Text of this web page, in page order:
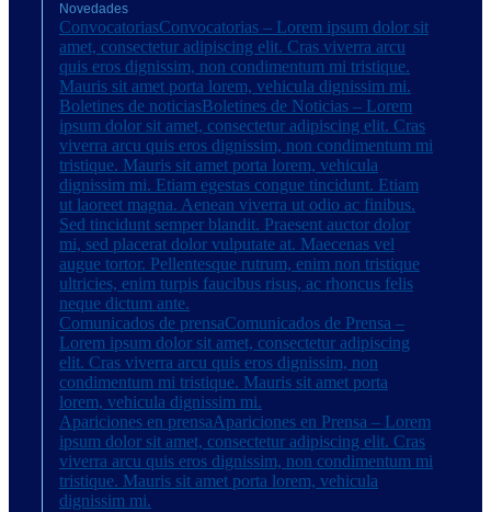
Novedades
ConvocatoriasConvocatorias – Lorem ipsum dolor sit
amet, consectetur adipiscing elit. Cras viverra arcu
quis eros dignissim, non condimentum mi tristique.
Mauris sit amet porta lorem, vehicula dignissim mi.
Boletines de noticiasBoletines de Noticias – Lorem
ipsum dolor sit amet, consectetur adipiscing elit. Cras
viverra arcu quis eros dignissim, non condimentum mi
tristique. Mauris sit amet porta lorem, vehicula
dignissim mi. Etiam egestas congue tincidunt. Etiam
ut laoreet magna. Aenean viverra ut odio ac finibus.
Sed tincidunt semper blandit. Praesent auctor dolor
mi, sed placerat dolor vulputate at. Maecenas vel
augue tortor. Pellentesque rutrum, enim non tristique
ultricies, enim turpis faucibus risus, ac rhoncus felis
neque dictum ante.
Comunicados de prensaComunicados de Prensa –
Lorem ipsum dolor sit amet, consectetur adipiscing
elit. Cras viverra arcu quis eros dignissim, non
condimentum mi tristique. Mauris sit amet porta
lorem, vehicula dignissim mi.
Apariciones en prensaApariciones en Prensa – Lorem
ipsum dolor sit amet, consectetur adipiscing elit. Cras
viverra arcu quis eros dignissim, non condimentum mi
tristique. Mauris sit amet porta lorem, vehicula
dignissim mi.